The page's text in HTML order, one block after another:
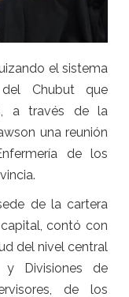
el sistema
Chubut que
a través de la
una reunión
de los
de la cartera
contó con
del nivel central
Divisiones de
de los